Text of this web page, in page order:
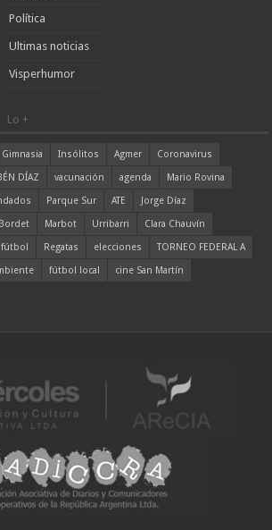
Política
Ultimas noticias
Visperhumor
Lo +
Gimnasia Insólitos Agmer
Coronavirus
DÍAZ vacunación agenda
Mario Rovina
Parque Sur ATE
Jorge Díaz
Bordet Marbot Urribarri
Clara Chauvín
fútbol Regatas elecciones
TORNEO FEDERAL A
fútbol local cine San Martín